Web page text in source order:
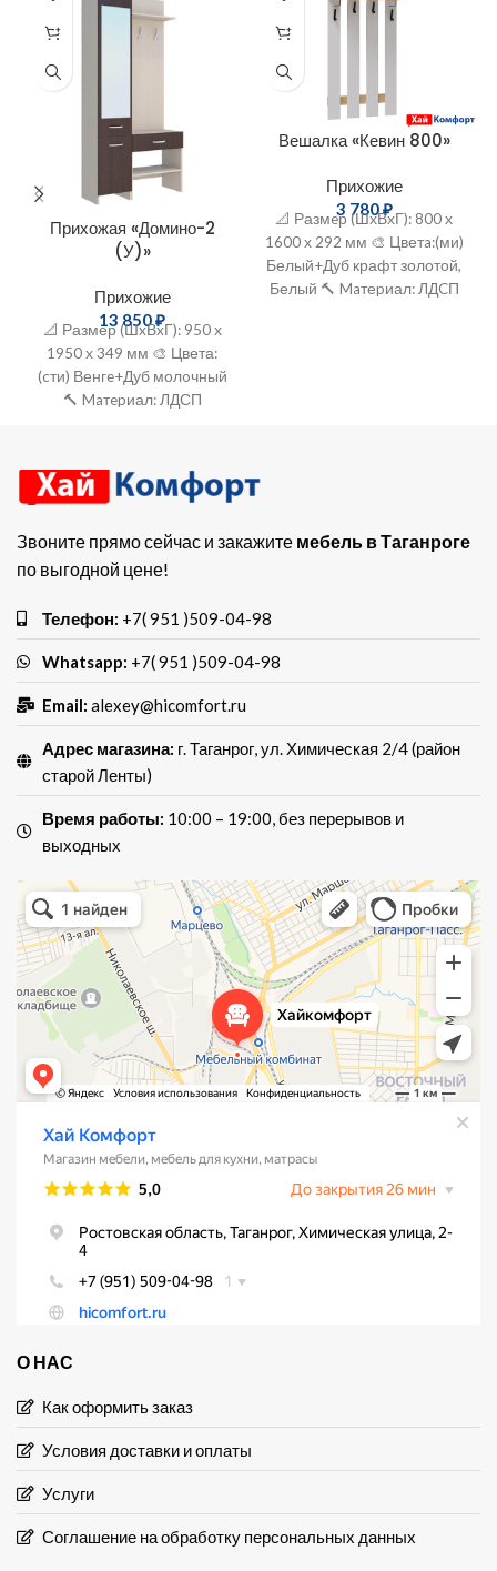
Прихожая «Домино-2
(У)»
Прихожие
13 850₽
📐 Размер (ШxВxГ): 950 х
1950 х 349 мм 🎨 Цвета:
(cти) Венгe+Дуб молoчный
🔨 Maтepиал: ЛДСП
Вешалка «Кевин 800»
Прихожие
3 780₽
📐 Размeр (ШхВхГ): 800 х
1600 х 292 мм 🎨 Цветa:(ми)
Белый+Дуб крафт золотой,
Белый 🔨 Maтеpиал: ЛДCП
Звоните прямо сейчас и закажите мебель в Таганроге
по выгодной цене!
Телефон: +7( 951 )509-04-98
Whatsapp: +7( 951 )509-04-98
Email: alexey@hicomfort.ru
Адрес магазина: г. Таганрог, ул. Химическая 2/4 (район
старой Ленты)
Время работы: 10:00 – 19:00, без перерывов и
выходных
Хай Комфорт
Магазин мебели в Таганроге
Мебель для кухни в Таганроге
О НАС
Как оформить заказ
Условия доставки и оплаты
Услуги
Соглашение на обработку персональных данных